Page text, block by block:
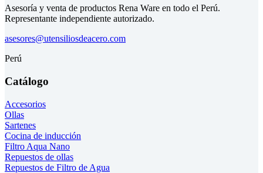
Asesoría y venta de productos Rena Ware en todo el Perú.
Representante independiente autorizado.
asesores@utensiliosdeacero.com
Perú
Catálogo
Accesorios
Ollas
Sartenes
Cocina de inducción
Filtro Aqua Nano
Repuestos de ollas
Repuestos de Filtro de Agua